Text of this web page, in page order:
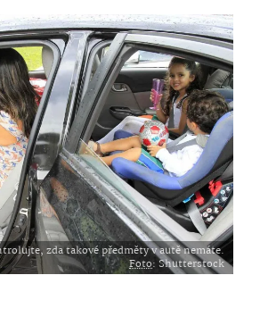
zda takové předměty v autě nemáte.
Foto: Shutterstock